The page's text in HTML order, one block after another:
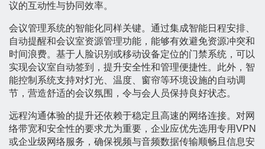
议的互动性与协同效率。
会议管理系统的智能化同样关键。通过集成智能日程安排、
自动提醒和会议室资源管理功能，能够有效避免资源冲突和
时间浪费。基于人脸识别或移动设备定位的门禁系统，可以
实现会议室自动签到，提升安全性和管理便捷性。此外，智
能控制系统支持对灯光、温度、窗帘等环境设施的自动调
节，营造舒适的会议氛围，令与会人员保持良好状态。
远程沟通体验的提升还依赖于稳定且高速的网络连接。对网
络带宽和安全性的要求尤为重要，企业应优先选用专用VPN
或企业级网络服务，确保视频与音频数据传输顺畅且信息安